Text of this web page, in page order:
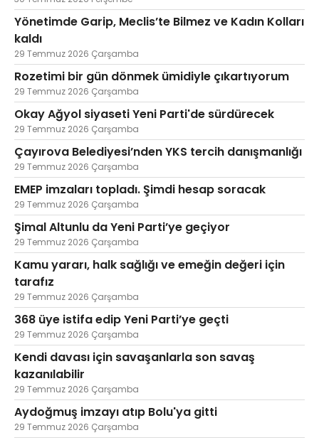
Yönetimde Garip, Meclis’te Bilmez ve Kadın Kolları
kaldı
29 Temmuz 2026 Çarşamba
Rozetimi bir gün dönmek ümidiyle çıkartıyorum
29 Temmuz 2026 Çarşamba
Okay Ağyol siyaseti Yeni Parti'de sürdürecek
29 Temmuz 2026 Çarşamba
Çayırova Belediyesi’nden YKS tercih danışmanlığı
29 Temmuz 2026 Çarşamba
EMEP imzaları topladı. Şimdi hesap soracak
29 Temmuz 2026 Çarşamba
Şimal Altunlu da Yeni Parti’ye geçiyor
29 Temmuz 2026 Çarşamba
Kamu yararı, halk sağlığı ve emeğin değeri için
tarafız
29 Temmuz 2026 Çarşamba
368 üye istifa edip Yeni Parti’ye geçti
29 Temmuz 2026 Çarşamba
Kendi davası için savaşanlarla son savaş
kazanılabilir
29 Temmuz 2026 Çarşamba
Aydoğmuş imzayı atıp Bolu'ya gitti
29 Temmuz 2026 Çarşamba